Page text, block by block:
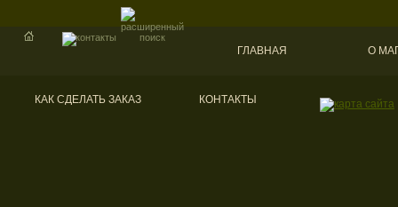
ГЛАВНАЯ О
КАК СДЕЛАТЬ ЗАКАЗ КОНТАКТЫ